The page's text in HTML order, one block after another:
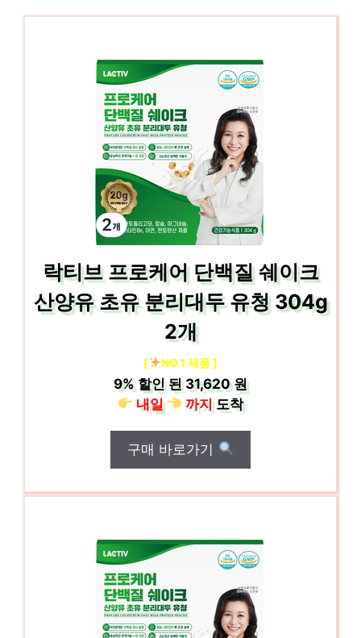
락티브 프로케어 단백질 쉐이크
산양유 초유 분리대두 유청 304g
2개
[ NO.1 제품 ]
9% 할인 된31,620 원
내일
까지도착
구매 바로가기